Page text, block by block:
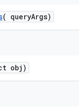
( queryArgs)
obj)